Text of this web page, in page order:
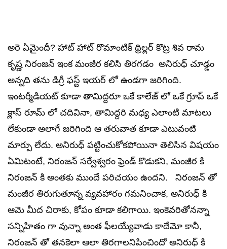
అరె ఏమైందీ? హాట్ హాట్ రొమాంటిక్ థ్రిల్లర్ కొట్ర శివ రామ
కృష్ణ నిరంజన్ ఇంక మంజీర కలిసి తిరగడం అనిరుధ్ చూడ్డం
అన్నది తను డిగ్రీ ఫస్ట్ ఇయర్ లో ఉండగా జరిగింది.
ఇంటర్మీడియట్ కూడా తామిద్దరూ ఒకే కాలేజ్ లో ఒకే గ్రూప్ ఒకే
క్లాస్ రూమ్ లో చదివినా, తామిద్దరి మధ్య ఎలాంటి మాటలు
లేకుండా అలాగే జరిగింది ఆ తరువాత కూడా ఎటువంటి
మార్పు లేదు. అనిరుధ్ పట్టించుకోకపోయినా తెలిసిన విషయం
ఏమిటంటే, నిరంజన్ సర్వేశ్వరం ఫ్రెండ్ కొడుకని, మంజీర కి
నిరంజన్ కి అంతకు ముందే పరిచయం ఉందని. నిరంజన్ తో
మంజీర తిరుగుతూన్న వ్యవహారం గమనించాక, అనిరుధ్ కి
ఆమె మీద చిరాకు, కోపం కూడా కలిగాయి. ఇంకెవరితోనన్నా
సన్నిహితం గా వున్నా అంత ఫీలయ్యేవాడు కాదేమో కానీ,
నిరంజన్ తో తనకెలా ఆలా తిరగాలనిపించిందో అనిరుధ్ కి